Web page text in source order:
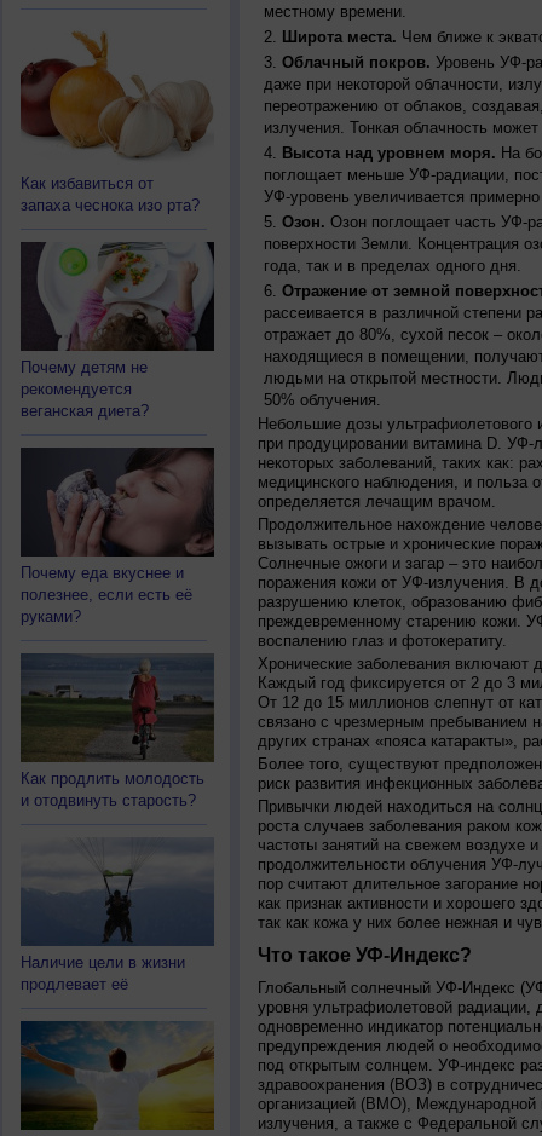
Как избавиться от
запаха чеснока изо рта?
Почему детям не
рекомендуется
веганская диета?
Почему еда вкуснее и
полезнее, если есть её
руками?
Как продлить молодость
и отодвинуть старость?
Наличие цели в жизни
продлевает её
местному времени.
Широта места. Чем ближе к
Облачный покров. Уровень УФ-
даже при некоторой облачности,
переотражению от облаков,
излучения. Тонкая облачность
Высота над уровнем моря. На
поглощает меньше УФ-радиации,
УФ-уровень увеличивается
Озон. Озон поглощает часть УФ-
поверхности Земли. Концентрация
года, так и в пределах одного дня.
Отражение от земной
рассеивается в различной степени
отражает до 80%, сухой песок –
находящиеся в помещении,
людьми на открытой местности.
50% облучения.
Небольшие дозы ультрафиолетового
при продуцировании витамина D.
некоторых заболеваний, таких как:
медицинского наблюдения, и польза
определяется лечащим врачом.
Продолжительное нахождение
вызывать острые и хронические
Солнечные ожоги и загар – это
поражения кожи от УФ-излучения. В
разрушению клеток, образованию
преждевременному старению кожи.
воспалению глаз и фотокератиту.
Хронические заболевания включают
Каждый год фиксируется от 2 до 3
От 12 до 15 миллионов слепнут от
связано с чрезмерным пребыванием
других странах «пояса катаракты»,
Более того, существуют
риск развития инфекционных
Привычки людей находиться на
роста случаев заболевания раком
частоты занятий на свежем воздухе
продолжительности облучения УФ-
пор считают длительное загорание
как признак активности и хорошего
так как кожа у них более нежная и
Что такое УФ-Индекс?
Глобальный солнечный УФ-Индекс
уровня ультрафиолетовой
одновременно индикатор
предупреждения людей о
под открытым солнцем. УФ-индекс
здравоохранения (ВОЗ) в
организацией (ВМО), Международной
излучения, а также с Федеральной